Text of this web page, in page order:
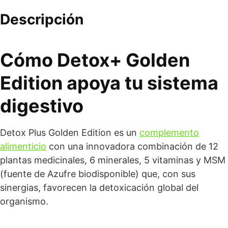
Descripción
Cómo Detox+ Golden
Edition apoya tu sistema
digestivo
Detox Plus Golden Edition es un complemento
alimenticio con una innovadora combinación de 12
plantas medicinales, 6 minerales, 5 vitaminas y MSM
(fuente de Azufre biodisponible) que, con sus
sinergias, favorecen la detoxicación global del
organismo.